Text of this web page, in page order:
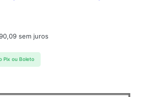
sem juros
Pix ou Boleto